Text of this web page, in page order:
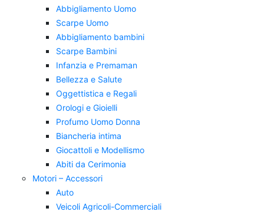
Abbigliamento Uomo
Scarpe Uomo
Abbigliamento bambini
Scarpe Bambini
Infanzia e Premaman
Bellezza e Salute
Oggettistica e Regali
Orologi e Gioielli
Profumo Uomo Donna
Biancheria intima
Giocattoli e Modellismo
Abiti da Cerimonia
Motori – Accessori
Auto
Veicoli Agricoli-Commerciali